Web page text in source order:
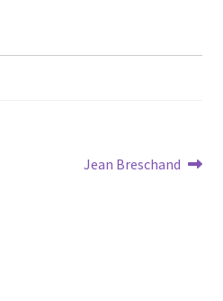
Article
Jean Breschand